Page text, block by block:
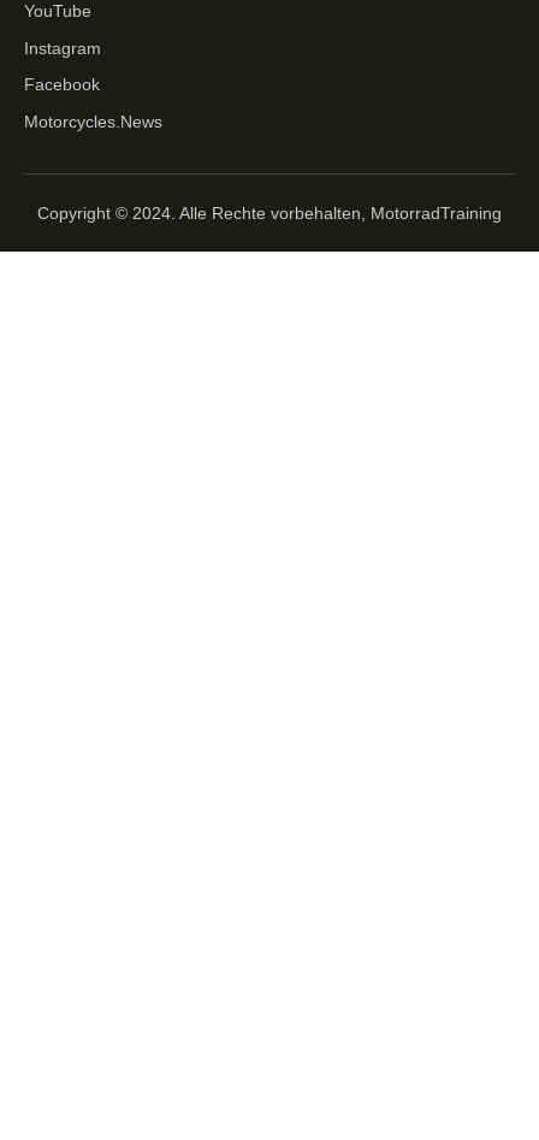
YouTube
Instagram
Facebook
Motorcycles.News
Copyright © 2024. Alle Rechte vorbehalten, MotorradTraining